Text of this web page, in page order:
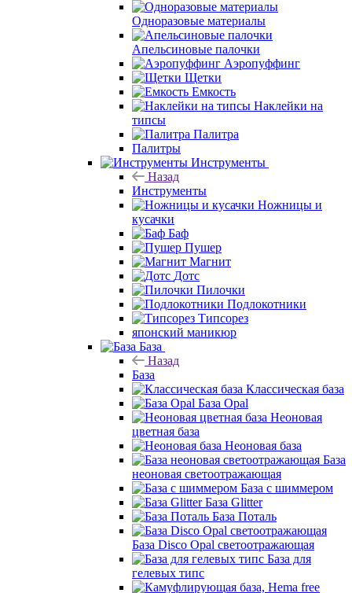
Одноразовые материалы
Апельсиновые палочки
Аэропуффинг
Щетки
Емкость
Наклейки на
типсы
Палитра
Палитры
Инструменты
Назад
Инструменты
Ножницы и
кусачки
Баф
Пушер
Магнит
Дотс
Пилочки
Подлокотники
Типсорез
японский маникюр
База
Назад
База
Классическая база
База Opal
Неоновая
цветная база
Неоновая база
База
неоновая светоотражающая
База с шиммером
База Glitter
База Поталь
База Disco Opal светоотражающая
База для
гелевых типс